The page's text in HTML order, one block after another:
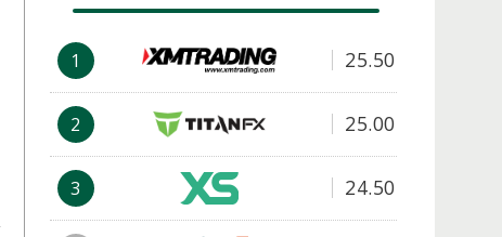
1 25.50
2 25.00
3 24.50